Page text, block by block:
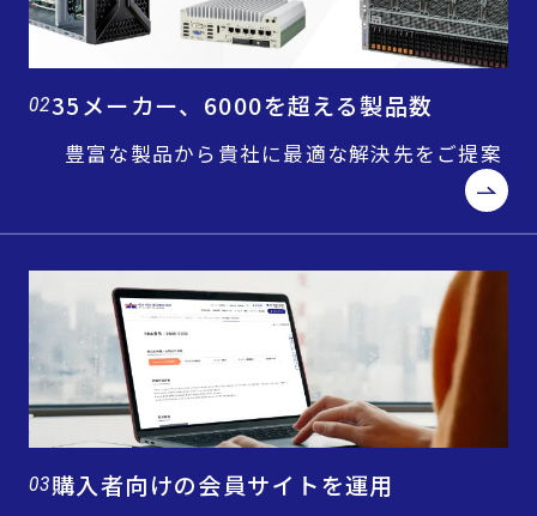
0235メーカー、6000を超える製品数
豊富な製品から貴社に最適な解決先をご提案
03購入者向けの会員サイトを運用